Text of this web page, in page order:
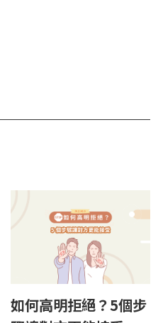
如何高明拒絕？5個步